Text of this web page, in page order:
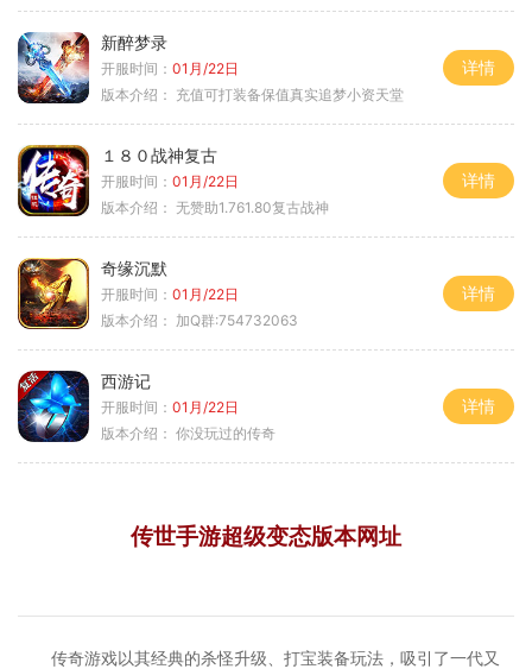
新醉梦录
开服时间： 01月/22日
版本介绍： 充值可打装备保值真实追梦小资天堂
详情
１８０战神复古
开服时间： 01月/22日
版本介绍： 无赞助1.761.80复古战神
详情
奇缘沉默
开服时间： 01月/22日
版本介绍： 加Q群:754732063
详情
西游记
开服时间： 01月/22日
版本介绍： 你没玩过的传奇
详情
传世手游超级变态版本网址
传奇游戏以其经典的杀怪升级、打宝装备玩法，吸引了一代又